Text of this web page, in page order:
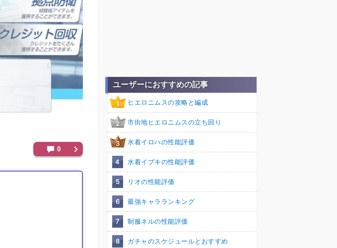
0
ユーザーにおすすめの記事
1 ヒエロニムスの攻略と編成
2 市街地ヒエロニムスの立ち回り
3 水着イロハの性能評価
4 水着イブキの性能評価
5 リオの性能評価
6 最強キャラランキング
7 制服ネルの性能評価
8 ガチャのスケジュールとおすすめ